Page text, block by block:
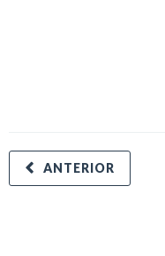
ANTERIOR